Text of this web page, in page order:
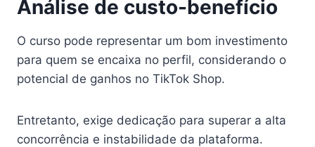
Análise de custo-benefício
O curso pode representar um bom investimento
para quem se encaixa no perfil, considerando o
potencial de ganhos no TikTok Shop.
Entretanto, exige dedicação para superar a alta
concorrência e instabilidade da plataforma.